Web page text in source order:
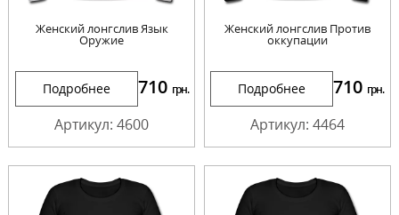
Женский лонгслив Язык
Оружие
Подробнее 710 грн.
Артикул: 4600
Женский лонгслив Против
оккупации
Подробнее 710 грн.
Артикул: 4464